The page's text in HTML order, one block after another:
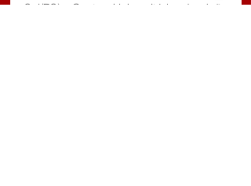
Sul/RS), Centro Universitário de João